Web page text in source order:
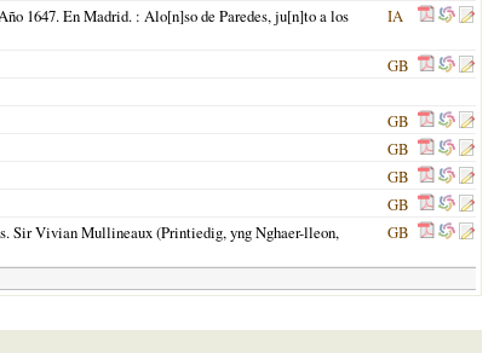
1647. En Madrid. : Alo[n]so de Paredes, ju[n]to a los
IA
GB
GB
GB
GB
GB
Sir Vivian Mullineaux (Printiedig, yng Nghaer-lleon,
GB